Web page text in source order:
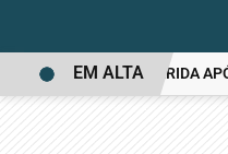
FICA FERIDA APÓS
EM ALTA